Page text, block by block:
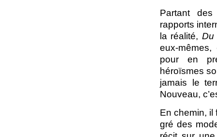
Partant
rapports
la réalité, Du
eux-
pour en
héroïsmes
jamais le
Nouveau,
En chemin, il
gré des